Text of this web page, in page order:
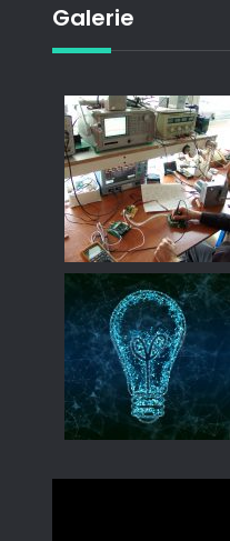
Galerie